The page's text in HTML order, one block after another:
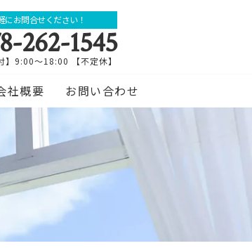
にお問合せください！
262-1545
】9:00～18:00 【不定休】
社概要 お問い合わせ